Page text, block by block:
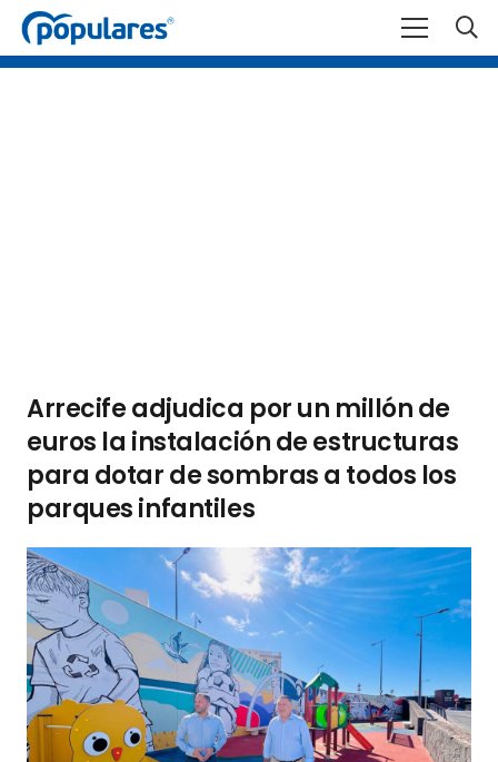
Arrecife adjudica por un millón de
euros la instalación de estructuras
para dotar de sombras a todos los
parques infantiles